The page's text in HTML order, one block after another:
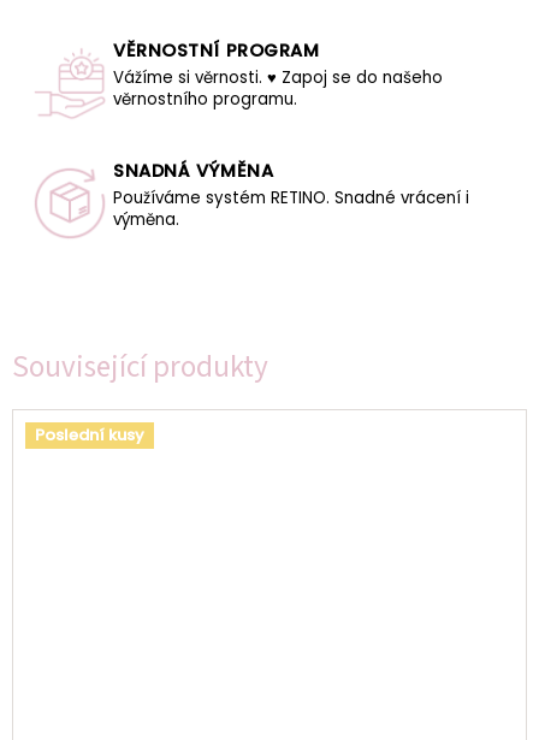
Související produkty
Poslední kusy
VĚRNOSTNÍ PROGRAM
Vážíme si věrnosti. ♥ Zapoj se do našeho
věrnostního programu.
SNADNÁ VÝMĚNA
Používáme systém RETINO. Snadné vrácení i
výměna.